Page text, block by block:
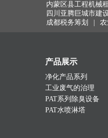
内蒙区县工程机械
四川亚腾巨城市建
成都税务筹划
农
产品展示
净化产品系列
工业废气的治理
PAT系列除臭设备
PAT水喷淋塔